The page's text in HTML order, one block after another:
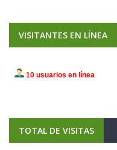
VISITANTES EN LÍNEA
TOTAL DE VISITAS